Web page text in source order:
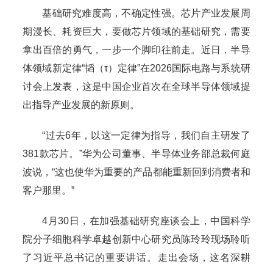
基础研究难度高，不确定性强。芯片产业发展周
期漫长、耗资巨大，要做芯片领域的基础研究，需要
拿出百倍的勇气，一步一个脚印往前走。近日，半导
体领域新定律“韬（τ）定律”在2026国际电路与系统研
讨会上发表，这是中国企业首次在全球半导体领域提
出指导产业发展的新原则。
“过去6年，以这一定律为指导，我们自主研发了
381款芯片。”华为公司董事、半导体业务部总裁何庭
波说，“这也使华为重要的产品都能重新回到消费者和
客户那里。”
4月30日，在加强基础研究座谈会上，中国科学
院分子细胞科学卓越创新中心研究员陈玲玲现场聆听
了习近平总书记的重要讲话。走出会场，这名深耕